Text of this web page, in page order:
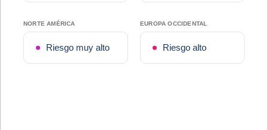
NORTE AMÉRICA
Riesgo muy alto
EUROPA OCCIDENTAL
Riesgo alto